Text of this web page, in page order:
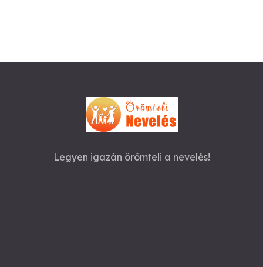
Legyen igazán örömteli a nevelés!